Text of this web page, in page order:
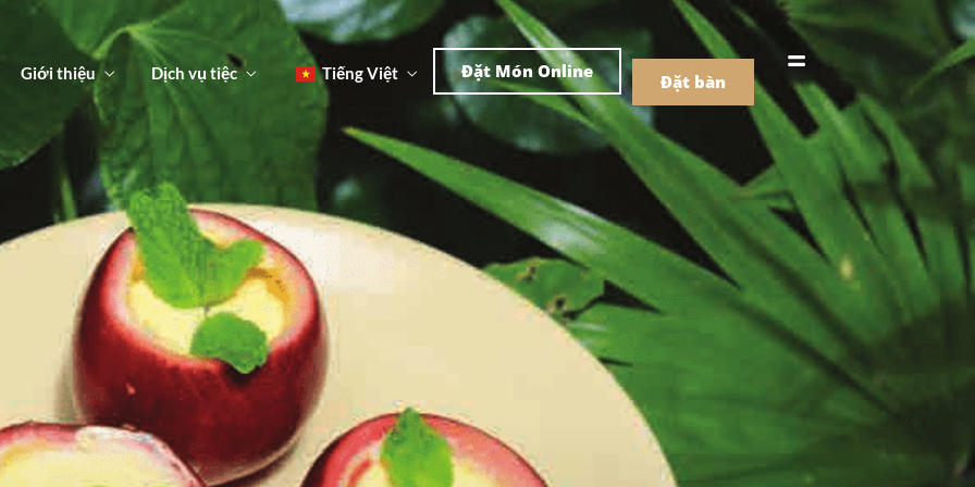
Menu
Đồ uống
Giới thiệu Dịch vụ tiệc Tiếng Việt
English
简体中文
Đặt Món Online Đặt bàn
Menu
Đồ uống
한국어
简体中文